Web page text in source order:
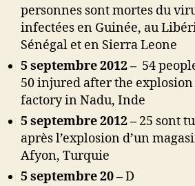
personnes sont mortes du
infectées en Guinée, au
Sénégal et en Sierra Leone
5 septembre 2012 – 54
50 injured after the
factory in Nadu, Inde
5 septembre 2012 – 25 sont
après l’explosion d’un
Afyon, Turquie
5 septembre 20 –D